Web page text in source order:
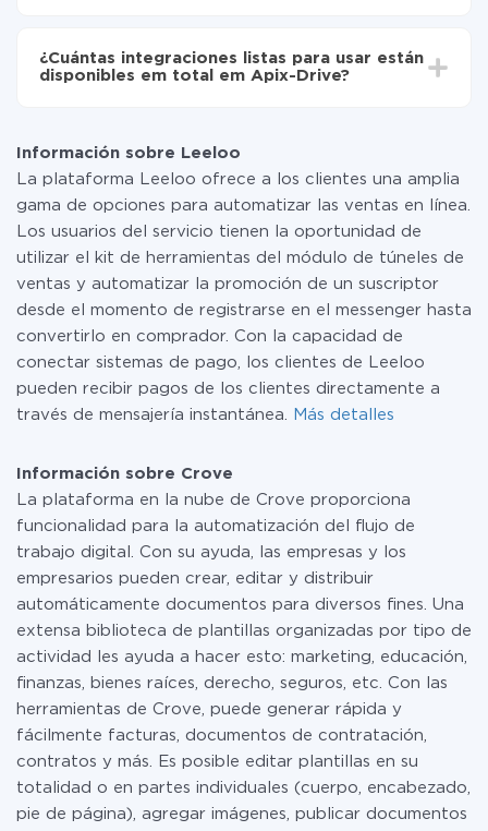
tarifas. Usted solo paga por la cantidad de datos que
realmente se transfieren de uno de sus sistemas a otro
manera segura un plan de tarifa gratuita o cambiar a
uno de pago, si es necesario. Más detalles sobre
tarifas.
¿Cuántas integraciones listas para usar están
disponibles em total em Apix-Drive?
Información sobre Leeloo
La plataforma Leeloo ofrece a los clientes una amplia
gama de opciones para automatizar las ventas en línea.
Los usuarios del servicio tienen la oportunidad de
utilizar el kit de herramientas del módulo de túneles de
ventas y automatizar la promoción de un suscriptor
desde el momento de registrarse en el messenger hasta
convertirlo en comprador. Con la capacidad de
conectar sistemas de pago, los clientes de Leeloo
pueden recibir pagos de los clientes directamente a
través de mensajería instantánea.
Más detalles
Información sobre Crove
La plataforma en la nube de Crove proporciona
funcionalidad para la automatización del flujo de
trabajo digital. Con su ayuda, las empresas y los
empresarios pueden crear, editar y distribuir
automáticamente documentos para diversos fines. Una
extensa biblioteca de plantillas organizadas por tipo de
actividad les ayuda a hacer esto: marketing, educación,
finanzas, bienes raíces, derecho, seguros, etc. Con las
herramientas de Crove, puede generar rápida y
fácilmente facturas, documentos de contratación,
contratos y más. Es posible editar plantillas en su
totalidad o en partes individuales (cuerpo, encabezado,
pie de página), agregar imágenes, publicar documentos